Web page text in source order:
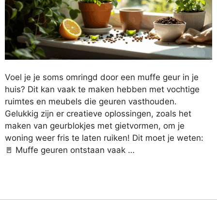
Voel je je soms omringd door een muffe geur in je
huis? Dit kan vaak te maken hebben met vochtige
ruimtes en meubels die geuren vasthouden.
Gelukkig zijn er creatieve oplossingen, zoals het
maken van geurblokjes met gietvormen, om je
woning weer fris te laten ruiken! Dit moet je weten:
🚪 Muffe geuren ontstaan vaak …